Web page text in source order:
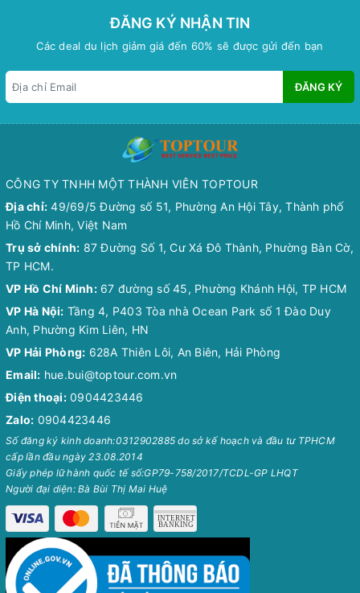
ĐĂNG KÝ NHẬN TIN
Các deal du lịch giảm giá đến 60% sẽ được gửi đến bạn
ĐĂNG KÝ
CÔNG TY TNHH MỘT THÀNH VIÊN TOPTOUR
Địa chỉ: 49/69/5 Đường số 51, Phường An Hội Tây, Thành phố
Hồ Chí Minh, Việt Nam
Trụ sở chính: 87 Đường Số 1, Cư Xá Đô Thành, Phường Bàn Cờ,
TP HCM.
VP Hồ Chí Minh: 67 đường số 45, Phường Khánh Hội, TP HCM
VP Hà Nội: Tầng 4, P403 Tòa nhà Ocean Park số 1 Đào Duy
Anh, Phường Kim Liên, HN
VP Hải Phòng: 628A Thiên Lôi, An Biên, Hải Phòng
Email: hue.bui@toptour.com.vn
Điện thoại: 0904423446
Zalo: 0904423446
Số đăng ký kinh doanh:0312902885 do sở kế hoạch và đầu tư TPHCM
cấp lần đầu ngày 23.08.2014
Giấy phép lữ hành quốc tế số:GP79-758/2017/TCDL-GP LHQT
Người đại diện: Bà Bùi Thị Mai Huệ